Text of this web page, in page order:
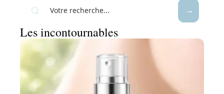
Les incontournables